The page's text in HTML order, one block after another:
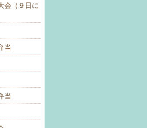
会（９日に
当
当